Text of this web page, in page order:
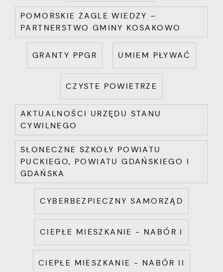
POMORSKIE ŻAGLE WIEDZY –
PARTNERSTWO GMINY KOSAKOWO
GRANTY PPGR UMIEM PŁYWAĆ
CZYSTE POWIETRZE
AKTUALNOŚCI URZĘDU STANU
CYWILNEGO
SŁONECZNE SZKOŁY POWIATU
PUCKIEGO, POWIATU GDAŃSKIEGO I
GDAŃSKA
CYBERBEZPIECZNY SAMORZĄD
CIEPŁE MIESZKANIE - NABÓR I
CIEPŁE MIESZKANIE - NABÓR II